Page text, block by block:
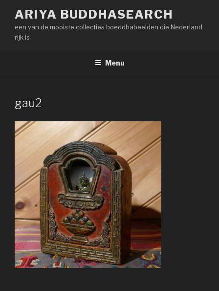
inhoud
springen
ARIYA BUDDHASEARCH
een van de mooiste collecties boeddhabeelden die Nederland
rijk is
Menu
gau2